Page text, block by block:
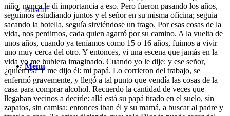
Buscar
Menú
niño, nunca le di importancia a eso. Pero fueron pasando los años,
seguimos estudiando juntos y el señor en su misma oficina; seguía
sacando la botella, seguía sirviéndose un trago. Por esas cosas de la
vida, nos perdimos, cada quien agarró por su camino. A la vuelta de
unos años, cuando ya teníamos como 15 o 16 años, fuimos a vivir
uno muy cerca del otro. Y entonces, vi una escena que jamás en la
vida yo me hubiera imaginado. Cuando yo le dije: y ese señor,
¿quién es? Y me dijo él: mi papá. Lo corrieron del trabajo, se
enfermó gravemente, y llegó a tal punto que vendía las cosas de la
casa para comprar alcohol. Recuerdo la cantidad de veces que
llegaban vecinos a decirle: allá está su papá tirado en el suelo, sin
zapatos, sin camisa; entonces iban él y su mamá, a buscar al padre y